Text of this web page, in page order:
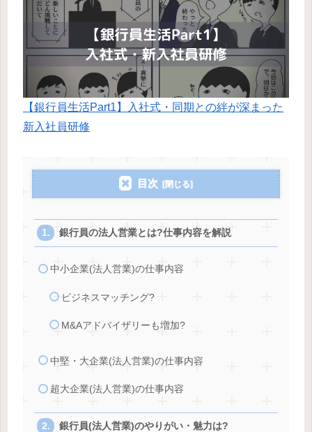
【銀行員生活Part1】入社式・同期との絆が深まった
新入社員研修
目次
銀行員の法人営業とは?仕事内容を解説
中小企業(法人営業)の仕事内容
ビジネスマッチング?
M&Aアドバイザリーも増加?
中堅・大企業(法人営業)の仕事内容
超大企業(法人営業)の仕事内容
銀行員(法人営業)のやりがい・魅力は?